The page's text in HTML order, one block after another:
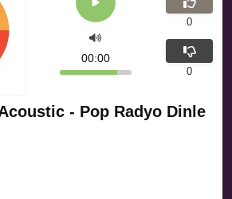
- Pop Radyo Dinle
00:00
0
0